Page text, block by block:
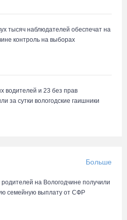
тысяч наблюдателей обеспечат на
контроль на выборах
водителей и 23 без прав
за сутки вологодские гаишники
Больше
родителей на Вологодчине получили
семейную выплату от СФР